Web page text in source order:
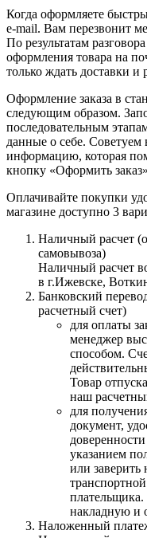
Когда оформляете
e-mail. Вам перезвонит
По результатам
оформления товара на
только ждать доставки и
Оформление заказа в
следующим образом.
последовательным
данные о себе. Советуем
информацию, которая
кнопку «Оформить
Оплачивайте покупки
магазине доступно 3
Наличный расчет
самовывоза)
Наличный расчет
в г.Ижевске,
Банковский
расчетный счет)
для оплаты
менеджер
способом.
Товар
наш
для
документ,
указанием
или заверить
накладную и
Наложенный